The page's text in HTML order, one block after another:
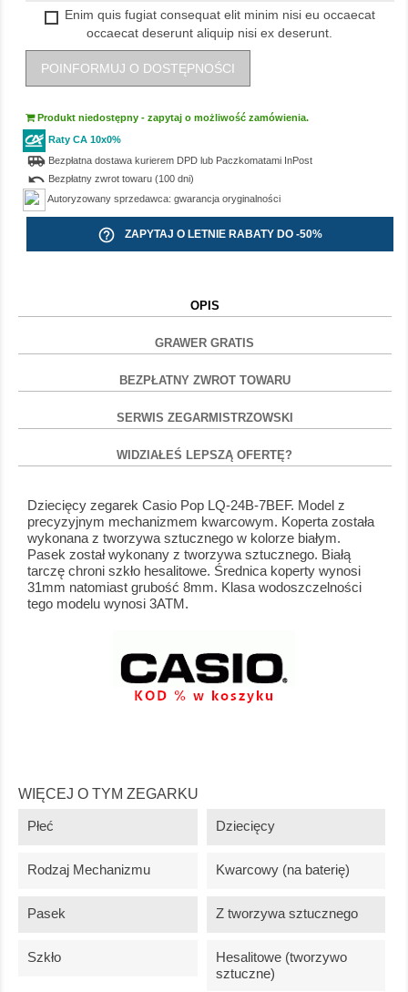
Enim quis fugiat consequat elit minim nisi eu occaecat
occaecat deserunt aliquip nisi ex deserunt.
POINFORMUJ O DOSTĘPNOŚCI
Produkt niedostępny - zapytaj o możliwość zamówienia.
Raty CA 10x0%
airport_shuttleBezpłatna dostawa kurierem DPD lub Paczkomatami InPost
undo Bezpłatny zwrot towaru (100 dni)
Autoryzowany sprzedawca: gwarancja oryginalności
help_outline ZAPYTAJ O LETNIE RABATY DO -50%
OPIS
GRAWER GRATIS
BEZPŁATNY ZWROT TOWARU
SERWIS ZEGARMISTRZOWSKI
WIDZIAŁEŚ LEPSZĄ OFERTĘ?
Dziecięcy zegarek Casio Pop LQ-24B-7BEF. Model z
precyzyjnym mechanizmem kwarcowym. Koperta została
wykonana z tworzywa sztucznego w kolorze białym.
Pasek został wykonany z tworzywa sztucznego. Białą
tarczę chroni szkło hesalitowe. Średnica koperty wynosi
31mm natomiast grubość 8mm. Klasa wodoszczelności
tego modelu wynosi 3ATM.
WIĘCEJ O TYM ZEGARKU
Płeć Dziecięcy
Rodzaj Mechanizmu Kwarcowy (na baterię)
Pasek Z tworzywa sztucznego
Szkło
Hesalitowe (tworzywo
sztuczne)